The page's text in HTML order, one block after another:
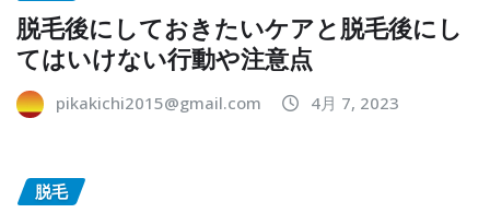
脱毛後にしておきたいケアと脱毛後にし
てはいけない行動や注意点
pikakichi2015@gmail.com 4月 7, 2023
脱毛